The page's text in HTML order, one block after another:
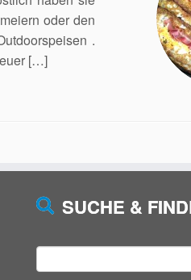
oder den
.
[…]
SUCHE &